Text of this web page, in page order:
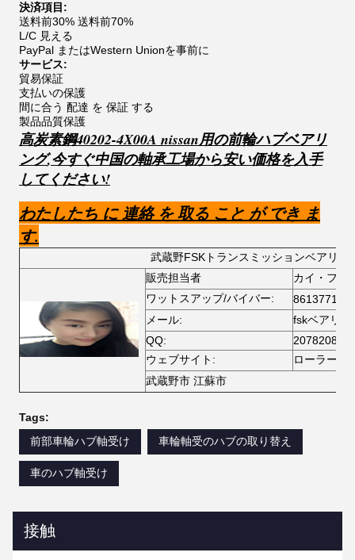
決済項目:
送料前30% 送料前70%
L/C 見える
PayPal またはWestern Unionを事前に
サービス:
貿易保証
支払いの保護
間に合う 配達 を 保証 する
製品品質保護
高炭素鋼40202-4X00A nissan用の前輪ハブベアリ
ング,今すぐ中国の軸承工場から安い価格を入手
してください!
わたしたち に 連絡 を 取る こと が でき ま
す.
武蔵野FSKトランスミッションベアリン
販売担当者
カイ・ファ
ワットスアップ/バイバー:
メール:
fskベアリ
QQ:
207820856
ウェブサイト:
ローラーベ
武蔵野市 江蘇市
Tags:
前部車輪ハブ軸受け
車輪軸受のハブの取り替え
車のハブ軸受け
接触